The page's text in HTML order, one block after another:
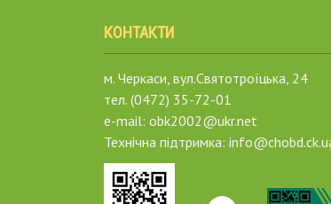
КОНТАКТИ
м. Черкаси, вул.Святотроїцька, 24
тел. (0472) 35-72-01
e-mail: obk2002@ukr.net
Технічна підтримка: